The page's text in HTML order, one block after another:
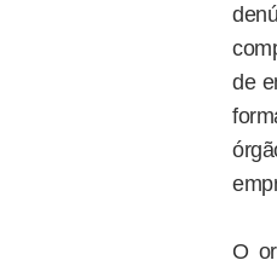
de
O